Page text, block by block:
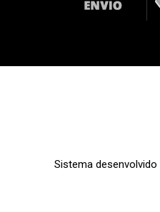
Sistema desenvolvido